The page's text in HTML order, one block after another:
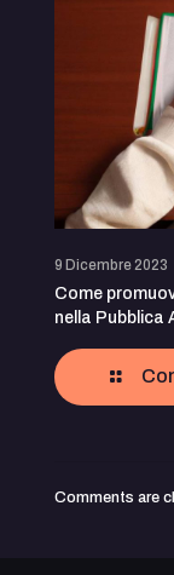
9 Dicembre 2023
Come
nella Pubblica
Comments are